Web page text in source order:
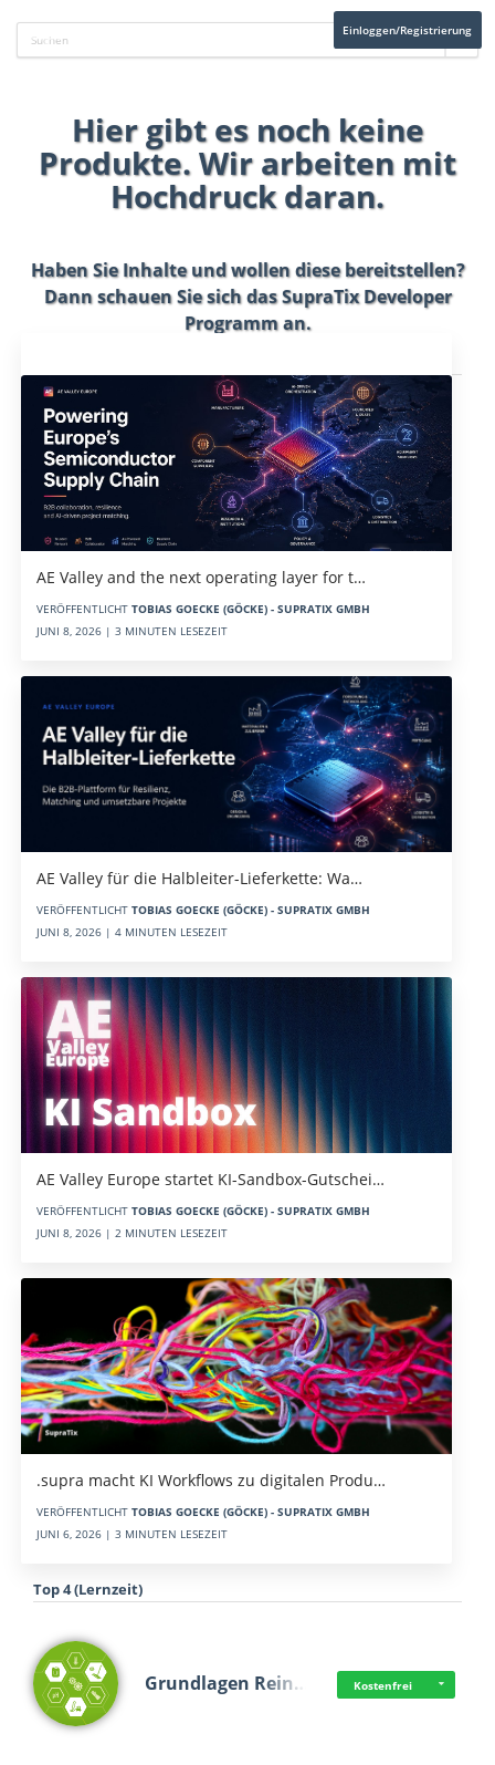
Einloggen/Registrierung
Hier gibt es noch keine
Produkte. Wir arbeiten mit
Hochdruck daran.
Haben Sie Inhalte und wollen diese bereitstellen?
Dann schauen Sie sich dasSupraTix Developer
Programman.
AE Valley and the next operating layer for t…
VERÖFFENTLICHT TOBIAS GOECKE (GÖCKE) - SUPRATIX GMBH
JUNI 8, 2026 | 3 MINUTEN LESEZEIT
AE Valley für die Halbleiter-Lieferkette: Wa…
VERÖFFENTLICHT TOBIAS GOECKE (GÖCKE) - SUPRATIX GMBH
JUNI 8, 2026 | 4 MINUTEN LESEZEIT
AE Valley Europe startet KI-Sandbox-Gutschei…
VERÖFFENTLICHT TOBIAS GOECKE (GÖCKE) - SUPRATIX GMBH
JUNI 8, 2026 | 2 MINUTEN LESEZEIT
.supra macht KI Workflows zu digitalen Produ…
VERÖFFENTLICHT TOBIAS GOECKE (GÖCKE) - SUPRATIX GMBH
JUNI 6, 2026 | 3 MINUTEN LESEZEIT
Top 4 (Lernzeit)
Grundlagen Rein… Kostenfrei